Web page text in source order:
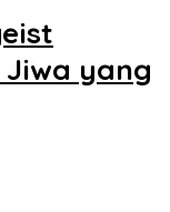
yang